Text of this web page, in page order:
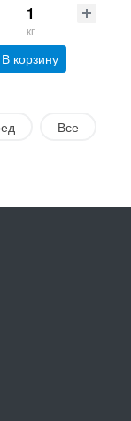
кг
В корзину
Все